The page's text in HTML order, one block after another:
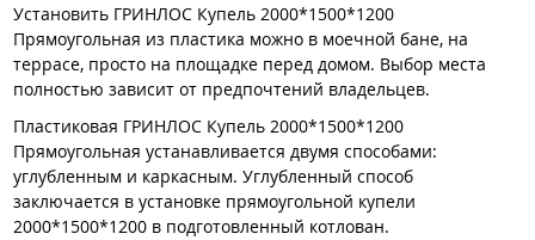
Установить ГРИНЛОС Купель 2000*1500*1200
Прямоугольная из пластика можно в моечной бане, на
террасе, просто на площадке перед домом. Выбор места
полностью зависит от предпочтений владельцев.
Пластиковая ГРИНЛОС Купель 2000*1500*1200
Прямоугольная устанавливается двумя способами:
углубленным и каркасным. Углубленный способ
заключается в установке прямоугольной купели
2000*1500*1200 в подготовленный котлован.